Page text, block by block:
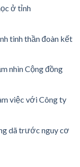
ở tỉnh
tinh thần đoàn kết
nhìn Cộng đồng
việc với Công ty
dã trước nguy cơ